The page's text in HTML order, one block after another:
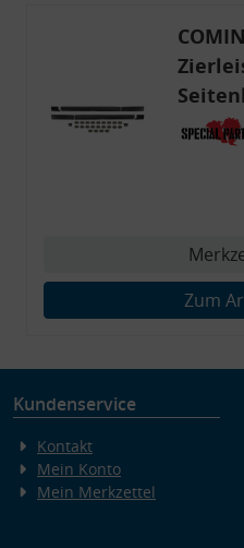
80
Zum
Kundenservice
Kontakt
Mein Konto
Mein Merkzettel